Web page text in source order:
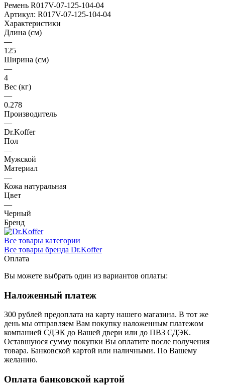
Ремень R017V-07-125-104-04
Артикул: R017V-07-125-104-04
Характеристики
Длина (см)
—
125
Ширина (см)
—
4
Вес (кг)
—
0.278
Производитель
—
Dr.Koffer
Пол
—
Мужской
Материал
—
Кожа натуральная
Цвет
—
Черный
Бренд
Все товары категории
Все товары бренда Dr.Koffer
Оплата
Вы можете выбрать один из вариантов оплаты:
Наложенный платеж
300 рублей предоплата на карту нашего магазина. В тот же
день мы отправляем Вам покупку наложенным платежом
компанией СДЭК до Вашей двери или до ПВЗ СДЭК.
Оставшуюся сумму покупки Вы оплатите после получения
товара. Банковской картой или наличными. По Вашему
желанию.
Оплата банковской картой